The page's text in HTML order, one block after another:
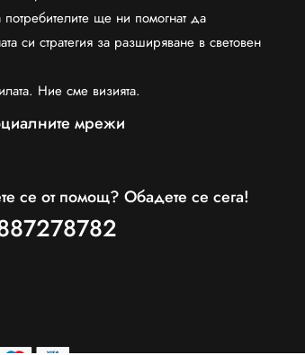
потребителите ще ни помогнат да
си стратегия за разширяване в световен
Ние сме визията.
мрежи
се от помощ? Обадете се сега!